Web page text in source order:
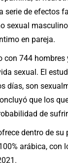
serie de efectos
sexual
en pareja.
744 hombres
sexual. El
días, son
que los
de
dentro de
arábica, con